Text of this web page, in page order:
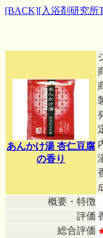
[BACK][入浴剤研究所
あんかけ湯 杏仁豆腐
の香り
概要・特徴
評価
総合評価